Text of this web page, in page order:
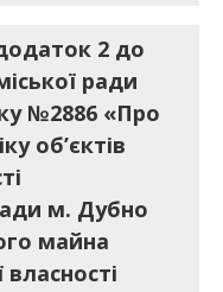
2 до
ради
№2886 «Про
об’єктів
м. Дубно
майна